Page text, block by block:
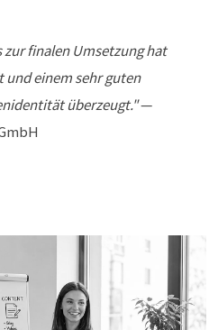
finalen Umsetzung hat
einem sehr guten
überzeugt."—